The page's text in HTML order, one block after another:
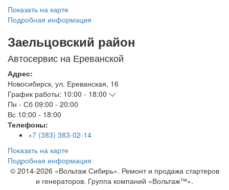
Показать на карте
Подробная информация
Заельцовский район
Автосервис на Ереванской
Адрес:
Новосибирск, ул. Ереванская, 16
График работы: 10:00 - 18:00
Пн - Сб 09:00 - 20:00
Вс 10:00 - 18:00
Телефоны:
+7 (383) 383-02-14
Показать на карте
Подробная информация
© 2014-2026 «Вольтаж Сибирь». Ремонт и продажа стартеров
и генераторов. Группа компаний «Вольтаж™».